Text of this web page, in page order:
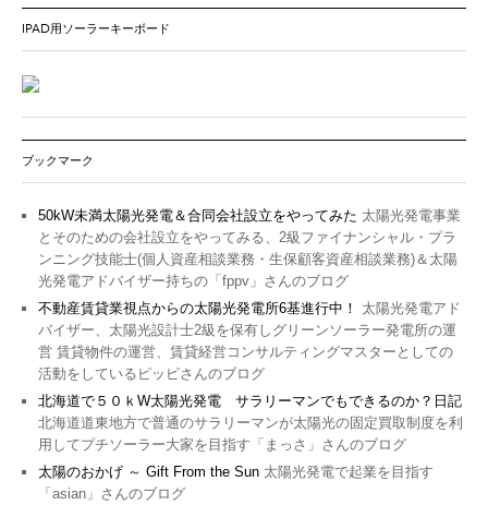
IPAD用ソーラーキーボード
ブックマーク
50kW未満太陽光発電＆合同会社設立をやってみた 太陽光発電事業
とそのための会社設立をやってみる、2級ファイナンシャル・プラ
ンニング技能士(個人資産相談業務・生保顧客資産相談業務)＆太陽
光発電アドバイザー持ちの「fppv」さんのブログ
不動産賃貸業視点からの太陽光発電所6基進行中！
太陽光発電アド
バイザー、太陽光設計士2級を保有しグリーンソーラー発電所の運
営 賃貸物件の運営、賃貸経営コンサルティングマスターとしての
活動をしているピッピさんのブログ
北海道で５０ｋW太陽光発電 サラリーマンでもできるのか？日記
北海道道東地方で普通のサラリーマンが太陽光の固定買取制度を利
用してプチソーラー大家を目指す「まっさ」さんのブログ
太陽のおかげ ～ Gift From the Sun 太陽光発電で起業を目指す
「asian」さんのブログ